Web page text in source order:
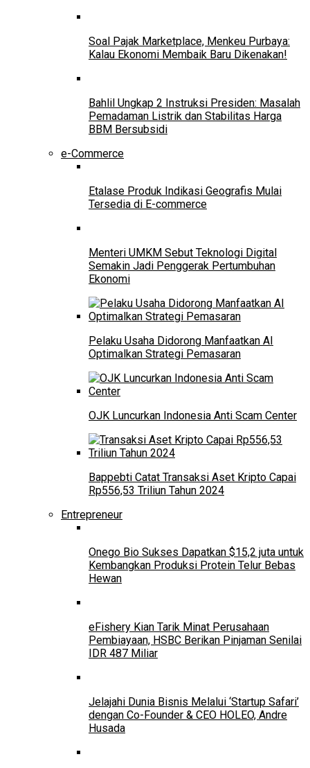
Soal Pajak Marketplace, Menkeu Purbaya:
Kalau Ekonomi Membaik Baru Dikenakan!
Bahlil Ungkap 2 Instruksi Presiden: Masalah
Pemadaman Listrik dan Stabilitas Harga
BBM Bersubsidi
e-Commerce
Etalase Produk Indikasi Geografis Mulai
Tersedia di E-commerce
Menteri UMKM Sebut Teknologi Digital
Semakin Jadi Penggerak Pertumbuhan
Ekonomi
Pelaku Usaha Didorong Manfaatkan AI
Optimalkan Strategi Pemasaran
OJK Luncurkan Indonesia Anti Scam Center
Bappebti Catat Transaksi Aset Kripto Capai
Rp556,53 Triliun Tahun 2024
Entrepreneur
Onego Bio Sukses Dapatkan $15,2 juta untuk
Kembangkan Produksi Protein Telur Bebas
Hewan
eFishery Kian Tarik Minat Perusahaan
Pembiayaan, HSBC Berikan Pinjaman Senilai
IDR 487 Miliar
Jelajahi Dunia Bisnis Melalui ‘Startup Safari’
dengan Co-Founder & CEO HOLEO, Andre
Husada